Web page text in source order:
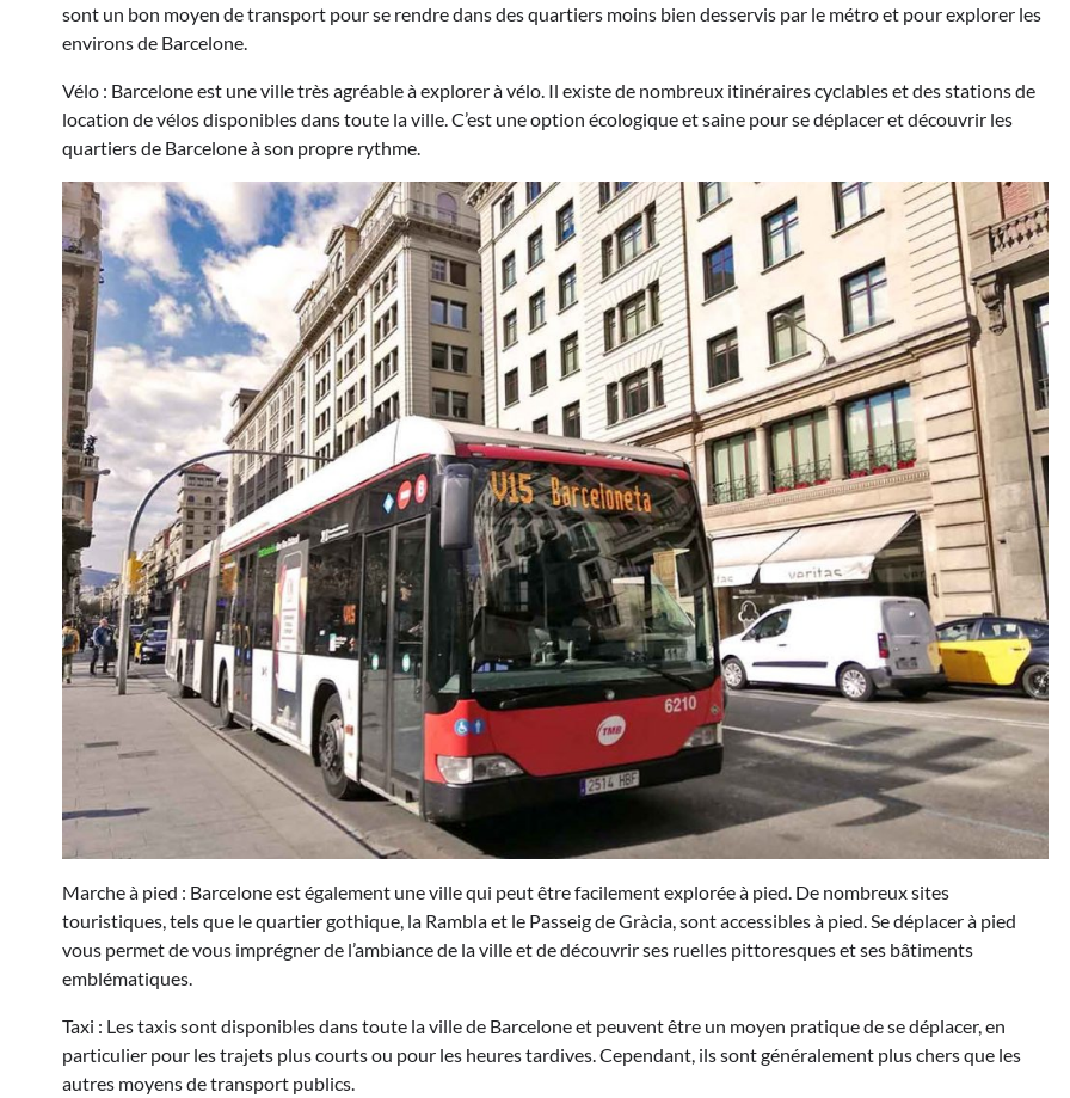
sont un bon moyen de transport pour se rendre dans des quartiers moins bien desservis par le métro et pour explorer les
environs de Barcelone.
Vélo : Barcelone est une ville très agréable à explorer à vélo. Il existe de nombreux itinéraires cyclables et des stations de
location de vélos disponibles dans toute la ville. C’est une option écologique et saine pour se déplacer et découvrir les
quartiers de Barcelone à son propre rythme.
Marche à pied : Barcelone est également une ville qui peut être facilement explorée à pied. De nombreux sites
touristiques, tels que le quartier gothique, la Rambla et le Passeig de Gràcia, sont accessibles à pied. Se déplacer à pied
vous permet de vous imprégner de l’ambiance de la ville et de découvrir ses ruelles pittoresques et ses bâtiments
emblématiques.
Taxi : Les taxis sont disponibles dans toute la ville de Barcelone et peuvent être un moyen pratique de se déplacer, en
particulier pour les trajets plus courts ou pour les heures tardives. Cependant, ils sont généralement plus chers que les
autres moyens de transport publics.